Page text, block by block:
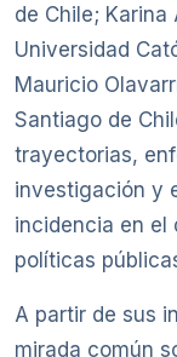
de Chile; Karina
Universidad
Mauricio
Santiago de
trayectorias,
investigación y
incidencia en el
políticas
A partir de sus
mirada común